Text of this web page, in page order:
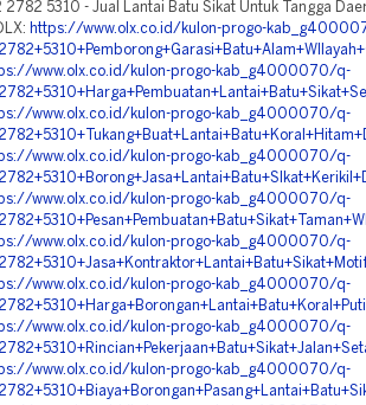
2782 5310 - Jual Lantai Batu Sikat Untuk Tangga
https://www.olx.co.id/kulon-progo-
www.olx.co.id/kulon-progo-kab_g4000070/q-
www.olx.co.id/kulon-progo-kab_g4000070/q-
www.olx.co.id/kulon-progo-kab_g4000070/q-
www.olx.co.id/kulon-progo-kab_g4000070/q-
www.olx.co.id/kulon-progo-kab_g4000070/q-
www.olx.co.id/kulon-progo-kab_g4000070/q-
www.olx.co.id/kulon-progo-kab_g4000070/q-
www.olx.co.id/kulon-progo-kab_g4000070/q-